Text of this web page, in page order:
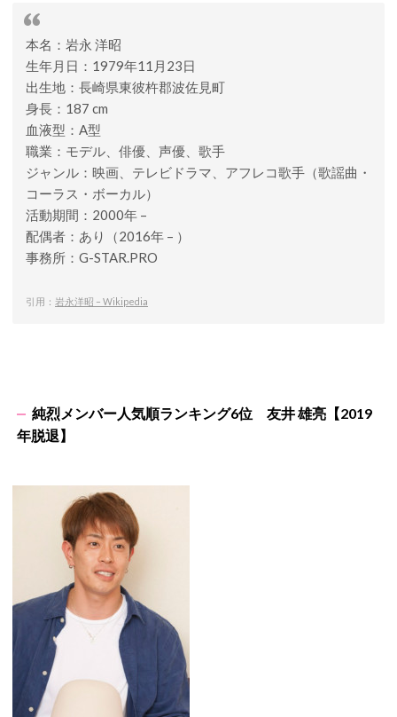
本名：岩永 洋昭
生年月日：1979年11月23日
出生地：長崎県東彼杵郡波佐見町
身長：187 cm
血液型：A型
職業：モデル、俳優、声優、歌手
ジャンル：映画、テレビドラマ、アフレコ歌手（歌謡曲・
コーラス・ボーカル）
活動期間：2000年 –
配偶者：あり（2016年 – ）
事務所：G-STAR.PRO
引用： 岩永洋昭 – Wikipedia
純烈メンバー人気順ランキング6位 友井 雄亮【2019
年脱退】